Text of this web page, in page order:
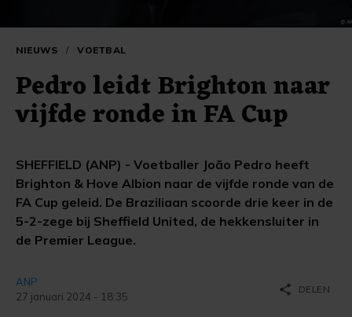
NIEUWS / VOETBAL
Pedro leidt Brighton naar
vijfde ronde in FA Cup
SHEFFIELD (ANP) - Voetballer João Pedro heeft
Brighton & Hove Albion naar de vijfde ronde van de
FA Cup geleid. De Braziliaan scoorde drie keer in de
5-2-zege bij Sheffield United, de hekkensluiter in
de Premier League.
ANP
27 januari 2024 - 18:35
share DELEN